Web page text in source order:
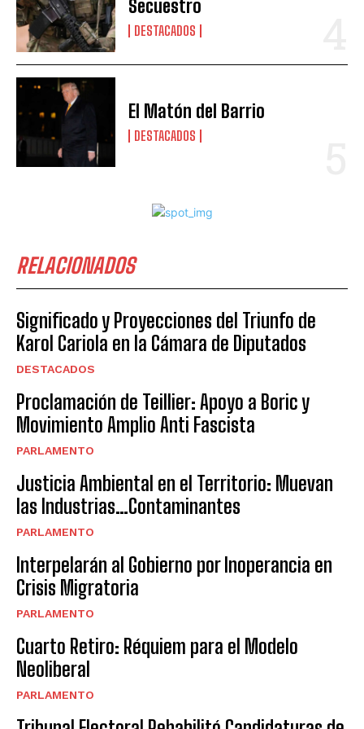
Secuestro
DESTACADOS
El Matón del Barrio
DESTACADOS
RELACIONADOS
Significado y Proyecciones del Triunfo de
Karol Cariola en la Cámara de Diputados
DESTACADOS
Proclamación de Teillier: Apoyo a Boric y
Movimiento Amplio Anti Fascista
PARLAMENTO
Justicia Ambiental en el Territorio: Muevan
las Industrias…Contaminantes
PARLAMENTO
Interpelarán al Gobierno por Inoperancia en
Crisis Migratoria
PARLAMENTO
Cuarto Retiro: Réquiem para el Modelo
Neoliberal
PARLAMENTO